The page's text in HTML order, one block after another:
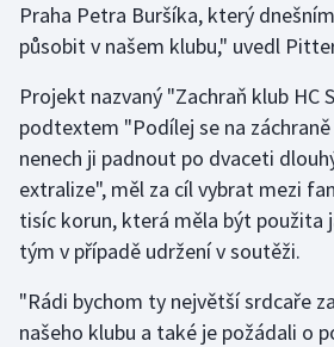
Olympijské hry
Plavání
Plážový volejbal
Ragby
Rychlobruslení
Praha Petra Buršíka, který
působit v našem klubu," uvedl
Projekt nazvaný "Zachraň klub HC
podtextem "Podílej se na záchraně
nenech ji padnout po dvaceti
extralize", měl za cíl vybrat mezi
tisíc korun, která měla být použita
tým v případě udržení v soutěži.
"Rádi bychom ty největší srdcaře
našeho klubu a také je požádali o